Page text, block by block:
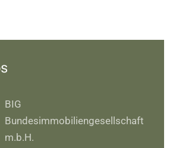
BIG
Bundesimmobiliengesellschaft
m.b.H.